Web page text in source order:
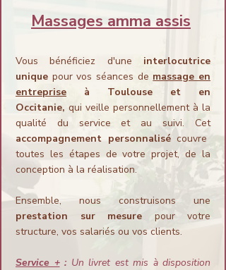
Massages amma assis
Vous bénéficiez d'une interlocutrice
unique pour vos séances de massage en
entreprise à Toulouse et en
Occitanie, qui veille personnellement à la
qualité du service et au suivi. Cet
accompagnement personnalisécouvre
toutes les étapes de votre projet, de la
conception à la réalisation.
Ensemble, nous construisons une
prestation sur mesure pour votre
structure, vos salariés ou vos clients.
Service +: Un livret est mis à disposition